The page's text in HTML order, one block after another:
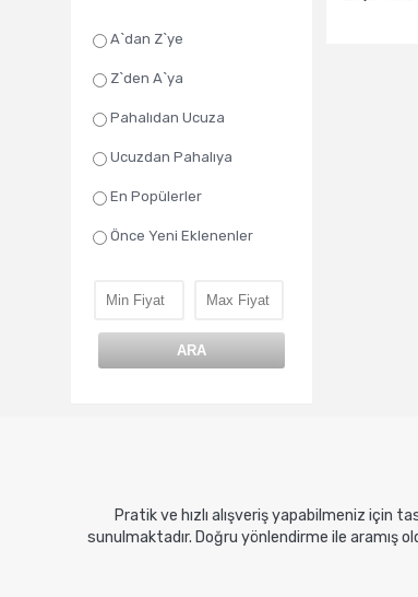
A`dan Z`ye
Z`den A`ya
Pahalıdan Ucuza
Ucuzdan Pahalıya
En Popülerler
Önce Yeni Eklenenler
ARA
Pratik ve hızlı alışveriş yapabilmeniz için
sunulmaktadır. Doğru yönlendirme ile aramış